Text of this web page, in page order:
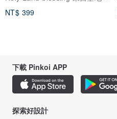
NT$ 399
下載 Pinkoi APP
探索好設計